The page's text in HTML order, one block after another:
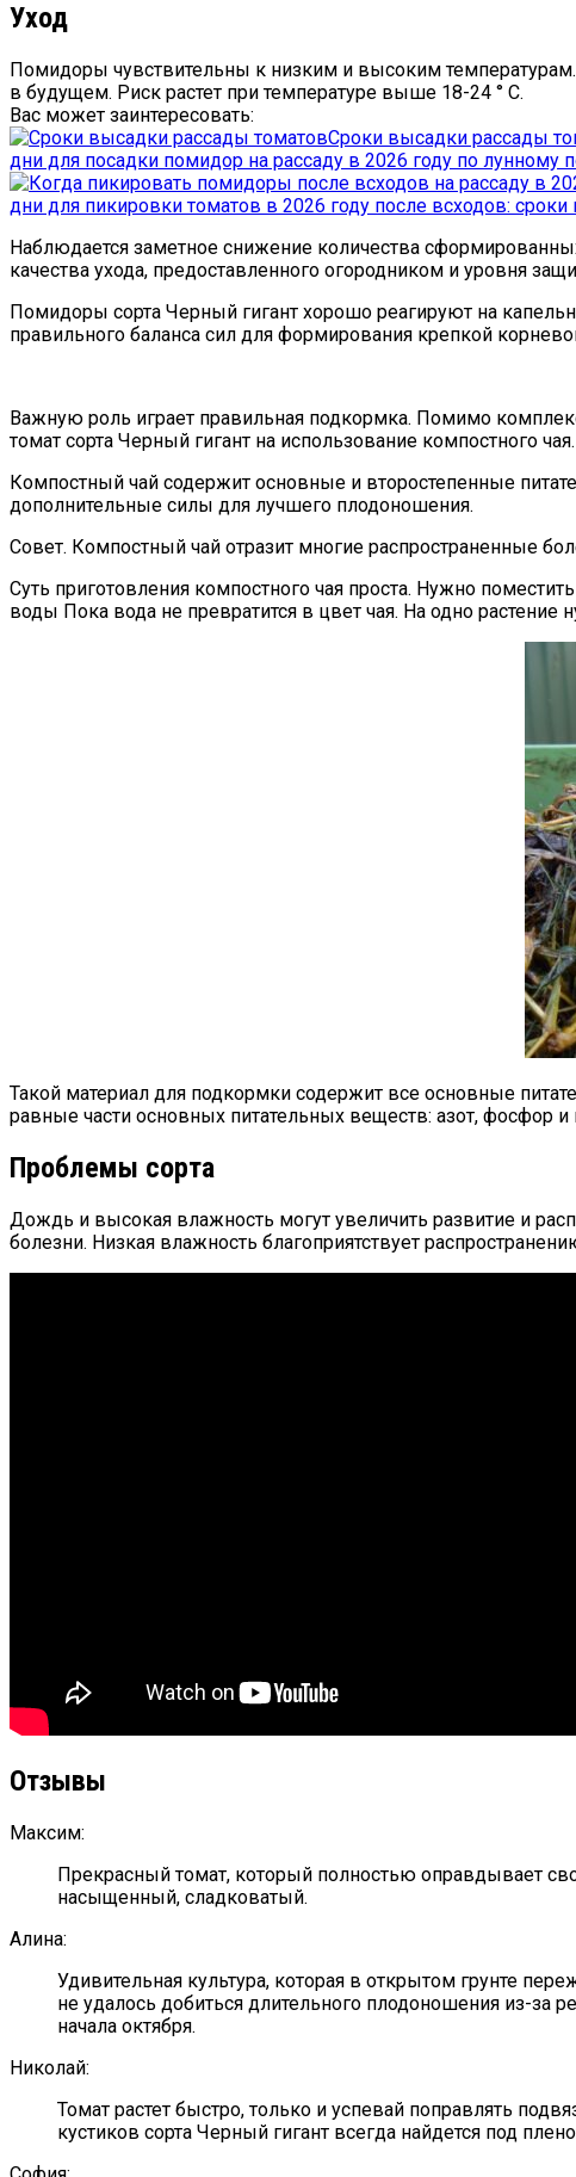
Уход
Помидоры чувствительны к низким и высоким
в будущем. Риск растет при температуре выше 18-24 ° C.
Вас может заинтересовать:
Сроки высадки рассады
дни для посадки помидор на рассаду в 2026 году по лунному
дни для пикировки томатов в 2026 году после всходов:
Наблюдается заметное снижение количества
качества ухода, предоставленного огородником и уровня
Помидоры сорта Черный гигант хорошо реагируют на
правильного баланса сил для формирования крепкой
Важную роль играет правильная подкормка. Помимо
томат сорта Черный гигант на использование компостного
Компостный чай содержит основные и второстепенные
дополнительные силы для лучшего плодоношения.
Совет. Компостный чай отразит многие распространенные
Суть приготовления компостного чая проста. Нужно
воды Пока вода не превратится в цвет чая. На одно
Такой материал для подкормки содержит все основные
равные части основных питательных веществ: азот, фосфор и
Проблемы сорта
Дождь и высокая влажность могут увеличить развитие и
болезни. Низкая влажность благоприятствует
Отзывы
Максим:
Прекрасный томат, который полностью оправдывает
насыщенный, сладковатый.
Алина:
Удивительная культура, которая в открытом грунте
не удалось добиться длительного плодоношения из-за
начала октября.
Николай:
Томат растет быстро, только и успевай поправлять
кустиков сорта Черный гигант всегда найдется под